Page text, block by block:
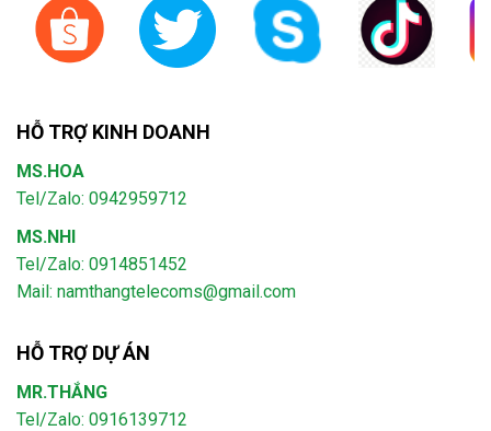
HỖ TRỢ KINH DOANH
MS.HOA
Tel/Zalo: 0942959712
MS.NHI
Tel/Zalo: 0914851452
Mail: namthangtelecoms@gmail.com
HỖ TRỢ DỰ ÁN
MR.THẮNG
Tel/Zalo: 0916139712